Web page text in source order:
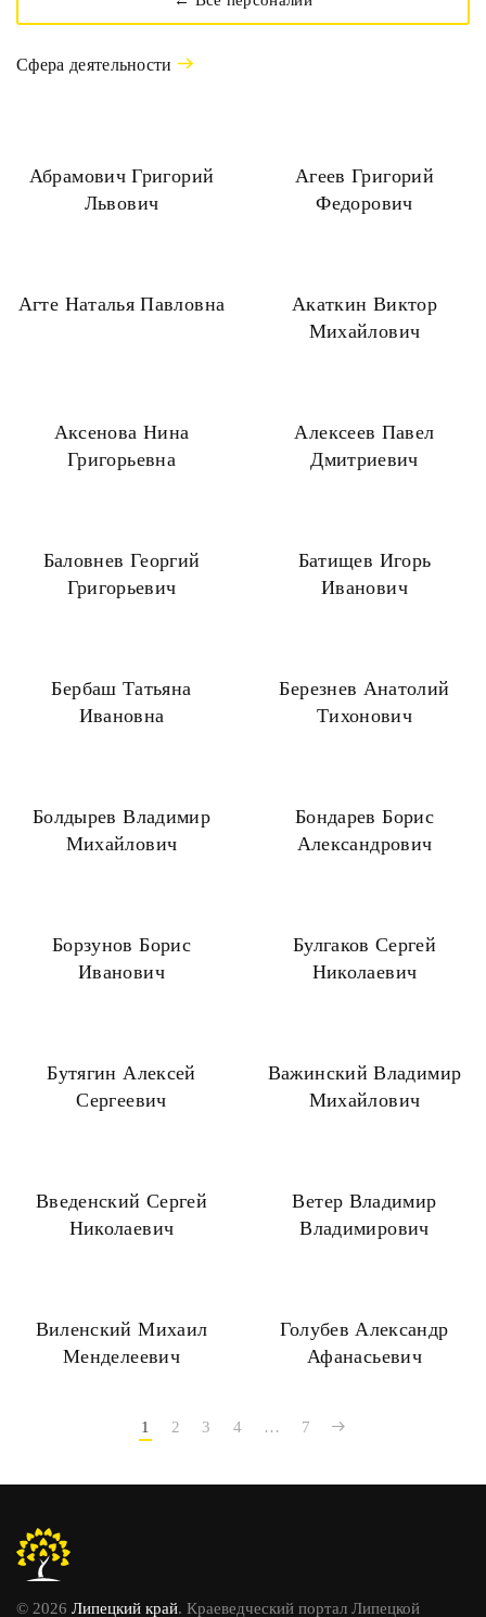
Сфера деятельности
Абрамович Григорий
Львович
Агеев Григорий
Федорович
Агте Наталья Павловна
Акаткин Виктор
Михайлович
Аксенова Нина
Григорьевна
Алексеев Павел
Дмитриевич
Баловнев Георгий
Григорьевич
Батищев Игорь
Иванович
Бербаш Татьяна
Ивановна
Березнев Анатолий
Тихонович
Болдырев Владимир
Михайлович
Бондарев Борис
Александрович
Борзунов Борис
Иванович
Булгаков Сергей
Николаевич
Бутягин Алексей
Сергеевич
Важинский Владимир
Михайлович
Введенский Сергей
Николаевич
Ветер Владимир
Владимирович
Виленский Михаил
Менделеевич
Голубев Александр
Афанасьевич
1 2 3 4 … 7
© 2026 Липецкий край. Краеведческий портал Липецкой